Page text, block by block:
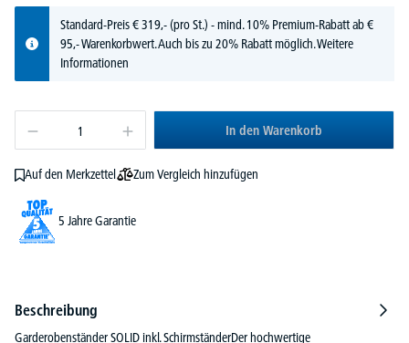
Standard-Preis€319,-(pro St.) - mind. 10% Premium-Rabatt ab €
95,- Warenkorbwert. Auch bis zu 20% Rabatt möglich.Weitere
Informationen
In den Warenkorb
Auf den Merkzettel Zum Vergleich hinzufügen
5 Jahre Garantie
Beschreibung
Garderobenständer SOLID inkl. SchirmständerDer hochwertige